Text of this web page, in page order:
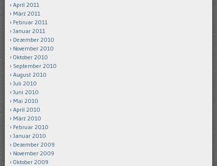
April 2011
März 2011
Februar 2011
Januar 2011
Dezember 2010
November 2010
Oktober 2010
September 2010
August 2010
Juli 2010
Juni 2010
Mai 2010
April 2010
März 2010
Februar 2010
Januar 2010
Dezember 2009
November 2009
Oktober 2009